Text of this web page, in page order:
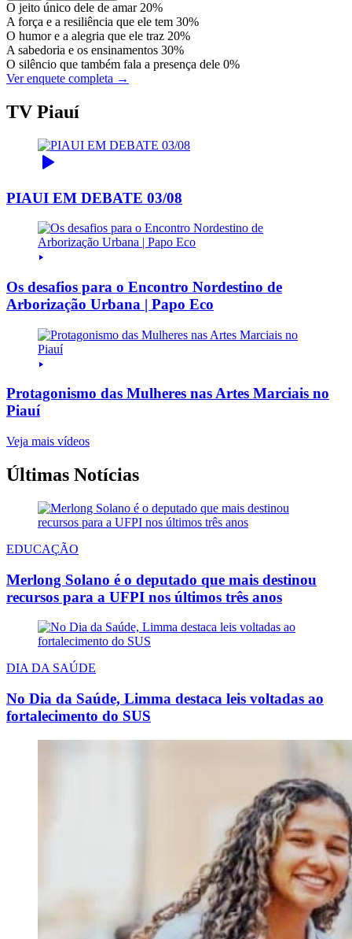
O jeito único dele de amar 20%
A força e a resiliência que ele tem 30%
O humor e a alegria que ele traz 20%
A sabedoria e os ensinamentos 30%
O silêncio que também fala a presença dele 0%
Ver enquete completa →
TV Piauí
PIAUI EM DEBATE 03/08
Os desafios para o Encontro Nordestino de
Arborização Urbana | Papo Eco
Protagonismo das Mulheres nas Artes Marciais no
Piauí
Veja mais vídeos
Últimas Notícias
EDUCAÇÃO
Merlong Solano é o deputado que mais destinou
recursos para a UFPI nos últimos três anos
DIA DA SAÚDE
No Dia da Saúde, Limma destaca leis voltadas ao
fortalecimento do SUS